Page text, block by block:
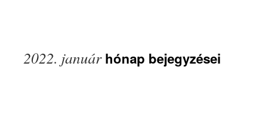
2022. januárhónap bejegyzései